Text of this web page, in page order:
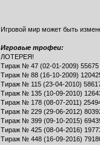
Игровой мир может быть
Игровые трофеи:
ЛОТЕРЕЯ!
Тираж № 47 (02-01-2009) 55675
Тираж № 88 (16-10-2009)
Тираж № 115 (23-04-2010)
Тираж № 135 (10-09-2010)
Тираж № 178 (08-07-2011)
Тираж № 229 (29-06-2012)
Тираж № 399 (09-10-2015)
Тираж № 425 (08-04-2016)
Тираж № 448 (16-09-2016)